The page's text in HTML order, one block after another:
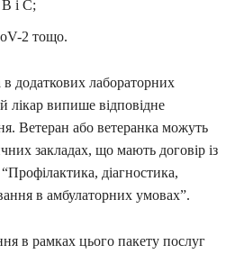
В і С;
2 тощо.
додаткових лабораторних
лікар випише відповідне
Ветеран або ветеранка можуть
закладах, що мають договір із
діагностика,
в амбулаторних умовах”.
в рамках цього пакету послуг